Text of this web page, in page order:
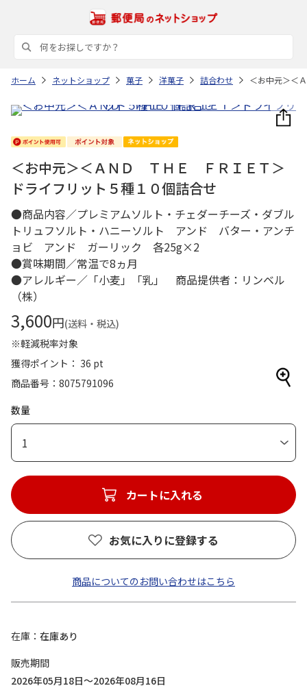
ホーム ネットショップ 菓子 洋菓子 詰合わせ ＜お中元＞＜
＜お中元＞＜ＡＮＤ ＴＨＥ ＦＲＩＥＴ＞
ドライフリット５種１０個詰合せ
●商品内容／プレミアムソルト・チェダーチーズ・ダブル
トリュフソルト・ハニーソルト アンド バター・アンチ
ョビ アンド ガーリック 各25g×2
●賞味期間／常温で8ヵ月
●アレルギー／「小麦」「乳」 商品提供者：リンベル
（株）
3,600円(送料・税込)
※軽減税率対象
獲得ポイント： 36 pt
商品番号
8075791096
数量
1
カートに入れる
お気に入りに登録する
商品についてのお問い合わせはこちら
在庫
在庫あり
販売期間
2026年05月18日～2026年08月16日